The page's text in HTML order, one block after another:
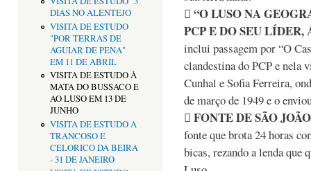
DIAS NO ALENTEJO
VISITA DE ESTUDO
"POR TERRAS DE
AGUIAR DE PENA"
EM 11 DE ABRIL
VISITA DE ESTUDO À
MATA DO BUSSACO E
AO LUSO EM 13 DE
JUNHO
VISITA DE ESTUDO A
TRANCOSO E
CELORICO DA BEIRA
- 31 DE JANEIRO
 “O LUSO NA
PCP E DO SEU LÍDER,
inclui passagem por “O
clandestina do PCP e nela
Cunhal e Sofia Ferreira,
de março de 1949 e o
 FONTE DE SÃO JOÃO
fonte que brota 24 horas
bicas, rezando a lenda que